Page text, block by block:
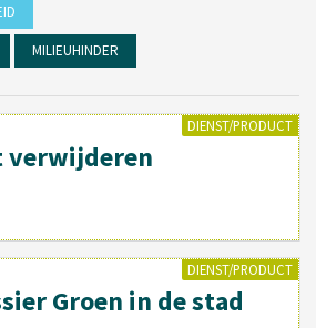
MILIEUHINDER
DIENST/PRODUCT
verwijderen
DIENST/PRODUCT
Groen in de stad